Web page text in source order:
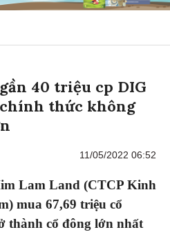
40 triệu cp DIG
thức không
11/05/2022 06:52
Lam Land (CTCP Kinh
mua 67,69 triệu cổ
thành cổ đông lớn nhất